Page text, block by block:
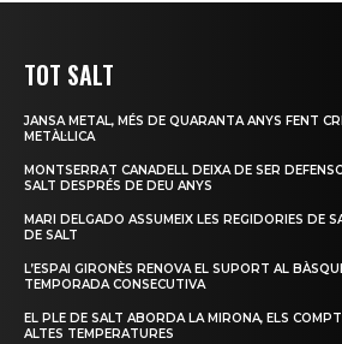
TOT SALT
JANSA METAL, MÉS DE QUARANTA ANYS FENT
METÀL·LICA
MONTSERRAT CANADELL DEIXA DE SER
SALT DESPRÉS DE DEU ANYS
MARI DELGADO ASSUMEIX LES REGIDORIES DE
DE SALT
L’ESPAI GIRONÈS RENOVA EL SUPORT AL
TEMPORADA CONSECUTIVA
EL PLE DE SALT ABORDA LA MIRONA, ELS
ALTES TEMPERATURES